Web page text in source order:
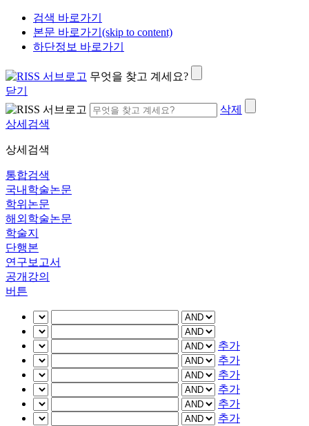
검색 바로가기
본문 바로가기(skip to content)
하단정보 바로가기
무엇을 찾고 계세요?
닫기
삭제
상세검색
상세검색
통합검색
국내학술논문
학위논문
해외학술논문
학술지
단행본
연구보고서
공개강의
버튼
추가
추가
추가
추가
추가
추가